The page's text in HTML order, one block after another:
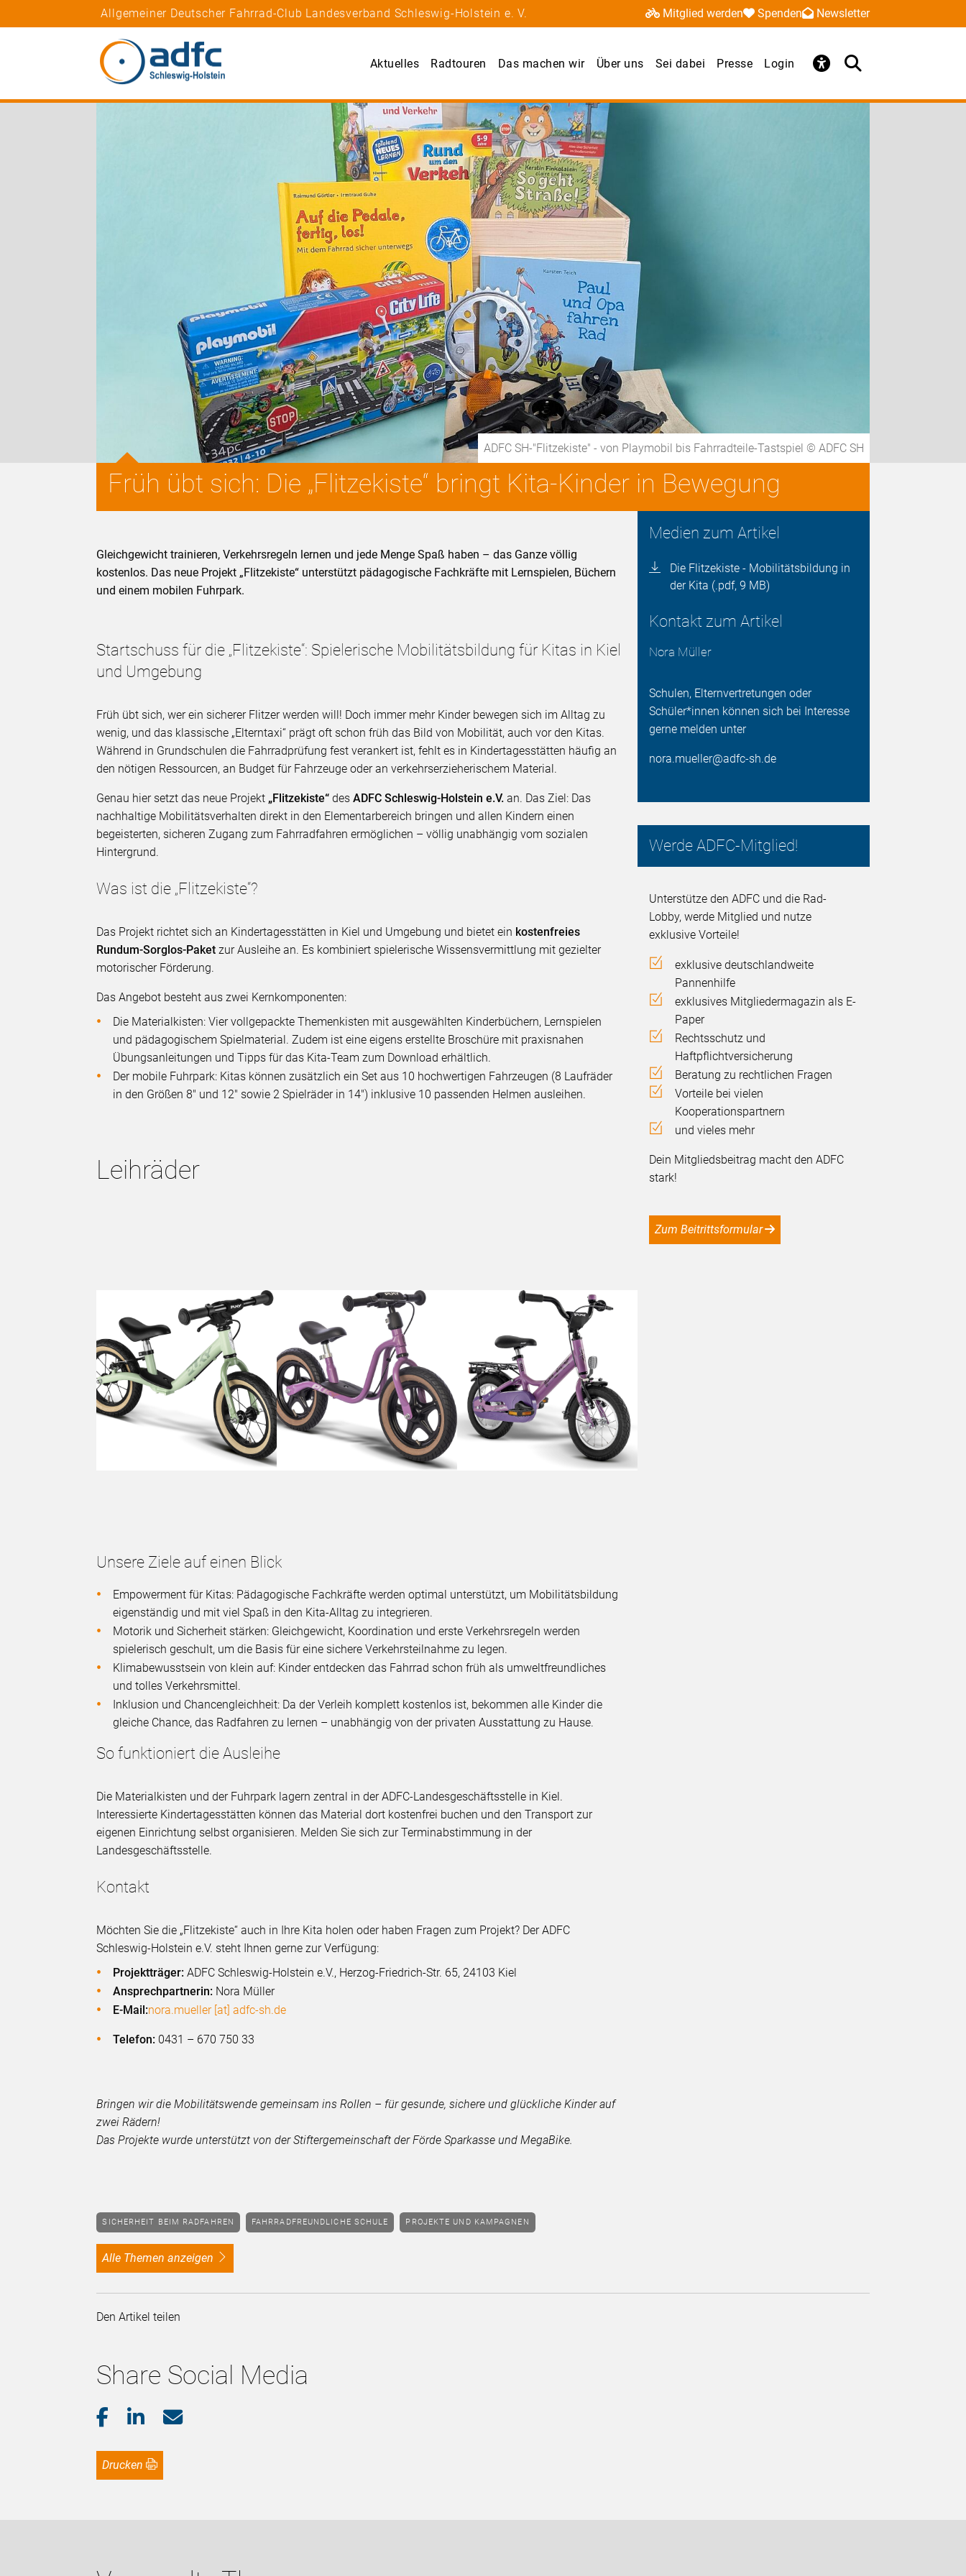
Allgemeiner Deutscher Fahrrad-Club Landesverband Schleswig-Holstein e. V. Mitglied werden Spenden Newsletter
Aktuelles Radtouren Das machen wir Über uns Sei dabei Presse Login
ADFC SH-"Flitzekiste" - von Playmobil bis Fahrradteile-Tastspiel © ADFC SH
Früh übt sich: Die „Flitzekiste“ bringt Kita-Kinder in Bewegung
Medien zum Artikel
Die Flitzekiste - Mobilitätsbildung in
der Kita (.pdf, 9 MB)
Kontakt zum Artikel
Nora Müller
Schulen, Elternvertretungen oder
Schüler*innen können sich bei Interesse
gerne melden unter
nora.mueller@adfc-sh.de
Werde ADFC-Mitglied!
Unterstütze den ADFC und die Rad-
Lobby, werde Mitglied und nutze
exklusive Vorteile!
exklusive deutschlandweite
Pannenhilfe
exklusives Mitgliedermagazin als E-
Paper
Rechtsschutz und
Haftpflichtversicherung
Beratung zu rechtlichen Fragen
Vorteile bei vielen
Kooperationspartnern
und vieles mehr
Dein Mitgliedsbeitrag macht den ADFC
stark!
Zum Beitrittsformular
Gleichgewicht trainieren, Verkehrsregeln lernen und jede Menge Spaß haben – das Ganze völlig
kostenlos. Das neue Projekt „Flitzekiste“ unterstützt pädagogische Fachkräfte mit Lernspielen, Büchern
und einem mobilen Fuhrpark.
Startschuss für die „Flitzekiste“: Spielerische Mobilitätsbildung für Kitas in Kiel
und Umgebung
Früh übt sich, wer ein sicherer Flitzer werden will! Doch immer mehr Kinder bewegen sich im Alltag zu
wenig, und das klassische „Elterntaxi“ prägt oft schon früh das Bild von Mobilität, auch vor den Kitas.
Während in Grundschulen die Fahrradprüfung fest verankert ist, fehlt es in Kindertagesstätten häufig an
den nötigen Ressourcen, an Budget für Fahrzeuge oder an verkehrserzieherischem Material.
Genau hier setzt das neue Projekt „Flitzekiste“ desADFC Schleswig-Holstein e.V. an. Das Ziel: Das
nachhaltige Mobilitätsverhalten direkt in den Elementarbereich bringen und allen Kindern einen
begeisterten, sicheren Zugang zum Fahrradfahren ermöglichen – völlig unabhängig vom sozialen
Hintergrund.
Was ist die „Flitzekiste“?
Das Projekt richtet sich an Kindertagesstätten in Kiel und Umgebung und bietet ein kostenfreies
Rundum-Sorglos-Paket zur Ausleihe an. Es kombiniert spielerische Wissensvermittlung mit gezielter
motorischer Förderung.
Das Angebot besteht aus zwei Kernkomponenten:
Die Materialkisten: Vier vollgepackte Themenkisten mit ausgewählten Kinderbüchern, Lernspielen
und pädagogischem Spielmaterial. Zudem ist eine eigens erstellte Broschüre mit praxisnahen
Übungsanleitungen und Tipps für das Kita-Team zum Download erhältlich.
Der mobile Fuhrpark: Kitas können zusätzlich ein Set aus 10 hochwertigen Fahrzeugen (8 Laufräder
in den Größen 8" und 12" sowie 2 Spielräder in 14") inklusive 10 passenden Helmen ausleihen.
Leihräder
Unsere Ziele auf einen Blick
Empowerment für Kitas: Pädagogische Fachkräfte werden optimal unterstützt, um Mobilitätsbildung
eigenständig und mit viel Spaß in den Kita-Alltag zu integrieren.
Motorik und Sicherheit stärken: Gleichgewicht, Koordination und erste Verkehrsregeln werden
spielerisch geschult, um die Basis für eine sichere Verkehrsteilnahme zu legen.
Klimabewusstsein von klein auf: Kinder entdecken das Fahrrad schon früh als umweltfreundliches
und tolles Verkehrsmittel.
Inklusion und Chancengleichheit: Da der Verleih komplett kostenlos ist, bekommen alle Kinder die
gleiche Chance, das Radfahren zu lernen – unabhängig von der privaten Ausstattung zu Hause.
So funktioniert die Ausleihe
Die Materialkisten und der Fuhrpark lagern zentral in der ADFC-Landesgeschäftsstelle in Kiel.
Interessierte Kindertagesstätten können das Material dort kostenfrei buchen und den Transport zur
eigenen Einrichtung selbst organisieren. Melden Sie sich zur Terminabstimmung in der
Landesgeschäftsstelle.
Kontakt
Möchten Sie die „Flitzekiste“ auch in Ihre Kita holen oder haben Fragen zum Projekt? Der ADFC
Schleswig-Holstein e.V. steht Ihnen gerne zur Verfügung:
Projektträger: ADFC Schleswig-Holstein e.V., Herzog-Friedrich-Str. 65, 24103 Kiel
Ansprechpartnerin: Nora Müller
E-Mail:nora.mueller [at] adfc-sh.de
Telefon: 0431 – 670 750 33
Bringen wir die Mobilitätswende gemeinsam ins Rollen – für gesunde, sichere und glückliche Kinder auf
zwei Rädern!
Das Projekte wurde unterstützt von der Stiftergemeinschaft der Förde Sparkasse und MegaBike.
SICHERHEIT BEIM RADFAHREN FAHRRADFREUNDLICHE SCHULE PROJEKTE UND KAMPAGNEN
alle Themen anzeigen
Den Artikel teilen
Share Social Media
Drucken